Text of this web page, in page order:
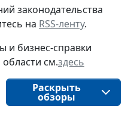
законодательства
на RSS-ленту.
и бизнес-справки
см.здесь
Раскрыть
обзоры